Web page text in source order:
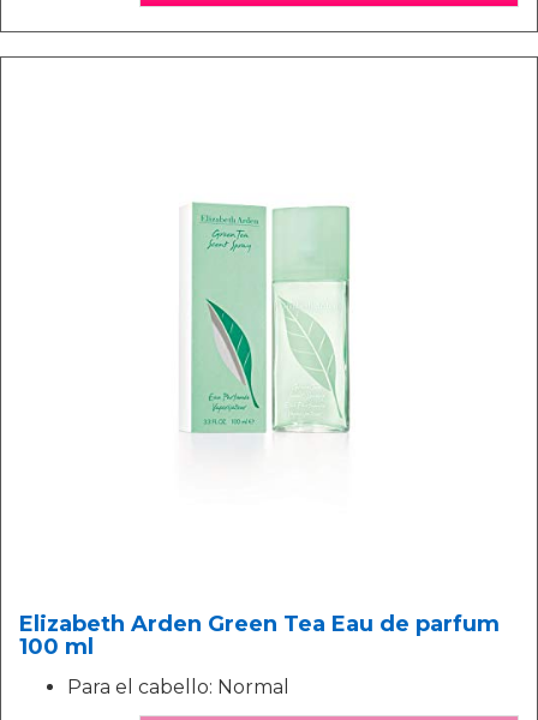
Elizabeth Arden Green Tea Eau de parfum
100 ml
Para el cabello: Normal